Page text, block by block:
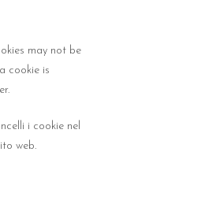
may not be
cookie is
i cookie nel
web.